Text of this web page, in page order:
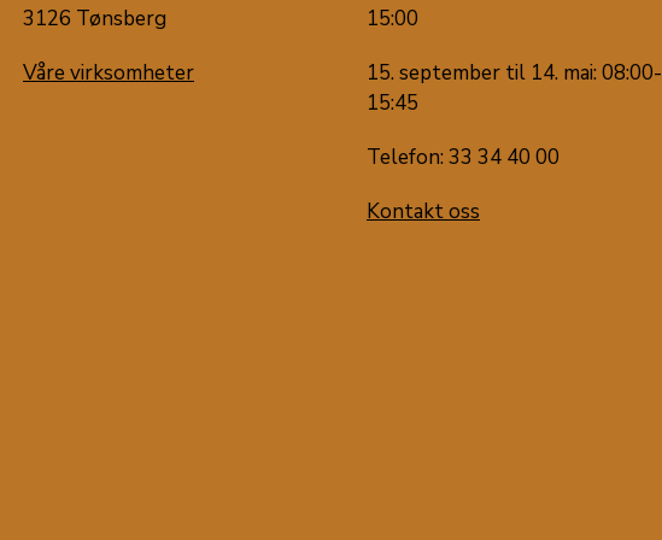
3126 Tønsberg
Våre virksomheter
15:00
15. september til 14. mai: 08:00-
15:45
Telefon: 33 34 40 00
Kontakt oss